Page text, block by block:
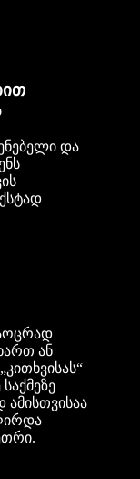
და
ან
ამისთვისაა